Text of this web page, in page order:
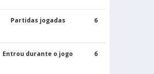
Partidas jogadas 6
Entrou durante o jogo 6